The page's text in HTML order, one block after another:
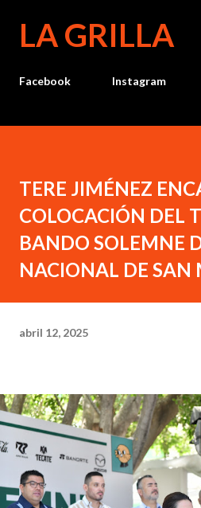
LA GRILLA
Facebook Instagram
TERE JIMÉNEZ
COLOCACIÓN DEL
BANDO SOLEMNE
NACIONAL DE SAN
abril 12, 2025